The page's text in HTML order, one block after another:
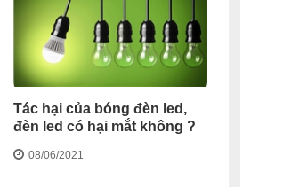
Tác hại của bóng đèn led,
đèn led có hại mắt không ?
08/06/2021